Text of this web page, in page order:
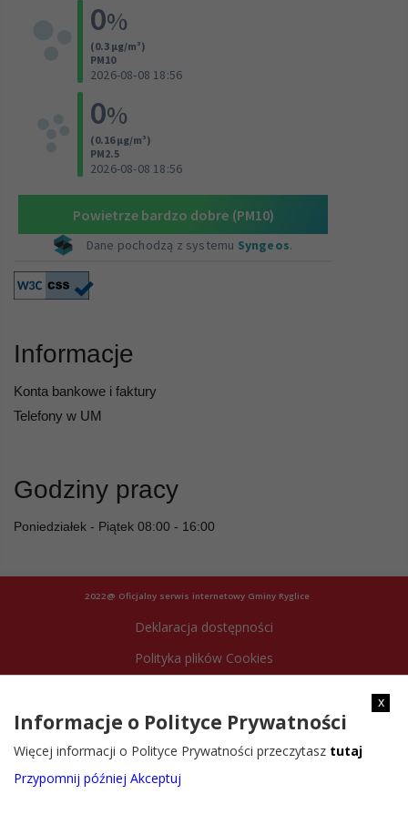
Informacje
Konta bankowe i faktury
Telefony w UM
Godziny pracy
Poniedziałek - Piątek 08:00 - 16:00
2022@ Oficjalny serwis internetowy Gminy Ryglice
Deklaracja dostępności
Polityka plików Cookies
x
Informacje o Polityce Prywatności
Więcej informacji o Polityce Prywatności przeczytasz tutaj
Przypomnij później Akceptuj